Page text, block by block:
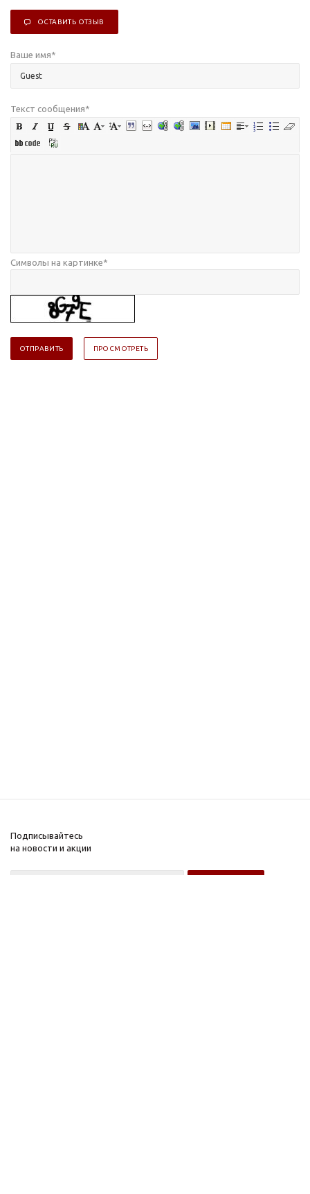
ОСТАВИТЬ ОТЗЫВ
Ваше имя*
Текст сообщения*
Символы на картинке*
Подписывайтесь
на новости и акции